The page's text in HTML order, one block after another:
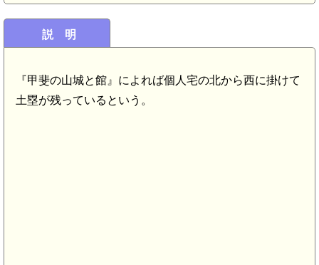
説 明
『甲斐の山城と館』によれば個人宅の北から西に掛けて
土塁が残っているという。